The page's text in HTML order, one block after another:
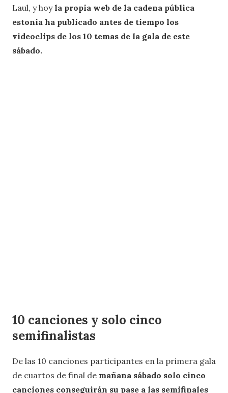
Laul, y hoyla propia web de la cadena pública
estonia ha publicado antes de tiempo los
videoclips de los 10 temas de la gala de este
sábado.
10 canciones y solo cinco
semifinalistas
De las 10 canciones participantes en la primera gala
de cuartos de final de mañana sábado solo cinco
canciones conseguirán su pase a las semifinales